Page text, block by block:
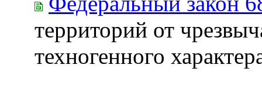
территорий от
техногенного